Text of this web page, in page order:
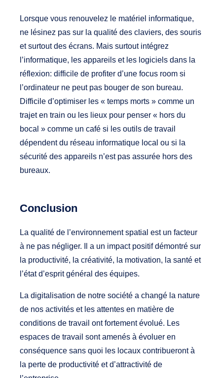
Lorsque vous renouvelez le matériel informatique,
ne lésinez pas sur la qualité des claviers, des souris
et surtout des écrans. Mais surtout intégrez
l’informatique, les appareils et les logiciels dans la
réflexion: difficile de profiter d’une focus room si
l’ordinateur ne peut pas bouger de son bureau.
Difficile d’optimiser les « temps morts » comme un
trajet en train ou les lieux pour penser « hors du
bocal » comme un café si les outils de travail
dépendent du réseau informatique local ou si la
sécurité des appareils n’est pas assurée hors des
bureaux.
Conclusion
La qualité de l’environnement spatial est un facteur
à ne pas négliger. Il a un impact positif démontré sur
la productivité, la créativité, la motivation, la santé et
l’état d’esprit général des équipes.
La digitalisation de notre société a changé la nature
de nos activités et les attentes en matière de
conditions de travail ont fortement évolué. Les
espaces de travail sont amenés à évoluer en
conséquence sans quoi les locaux contribueront à
la perte de productivité et d’attractivité de